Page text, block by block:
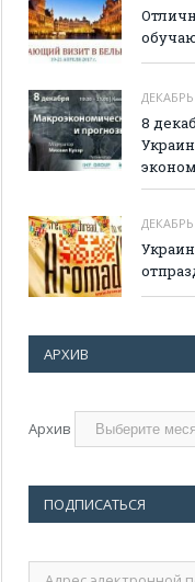
ДЕКАБРЬ
8
ДЕКАБРЬ
АРХИВ
Архив
ПОДПИСАТЬСЯ
Адрес